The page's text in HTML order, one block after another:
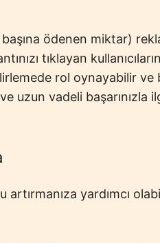
ödenen miktar)
tıklayan
rol oynayabilir
uzun vadeli başarınızla
yardımcı